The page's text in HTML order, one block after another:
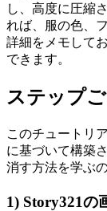
し、高度に圧縮
れば、服の色、
詳細をメモして
できます。
ステップ
このチュートリ
に基づいて構築
消す方法を学ぶ
1) Story321の